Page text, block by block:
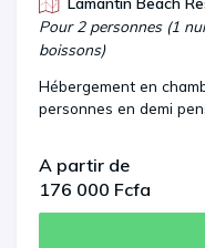
Pour 2 personnes (1
boissons)
Hébergement en
personnes en demi
A partir de
176 000 Fcfa